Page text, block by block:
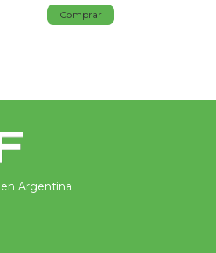
Comprar
Argentina